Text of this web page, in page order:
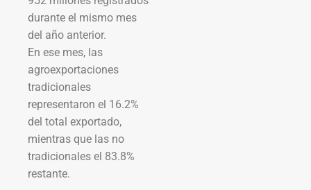
durante el mismo mes
del año anterior.
En ese mes, las
agroexportaciones
tradicionales
representaron el 16.2%
del total exportado,
mientras que las no
tradicionales el 83.8%
restante.